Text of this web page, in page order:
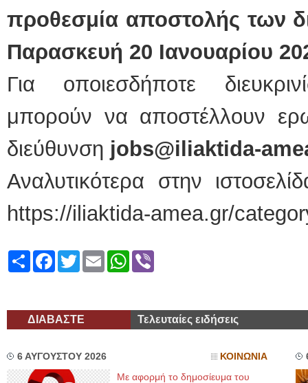
προθεσμία αποστολής των
Παρασκευή 20 Ιανουαρίου
Για οποιεσδήποτε
μπορούν να αποστέλλουν
διεύθυνση jobs@iliaktida-
Αναλυτικότερα στην
https://iliaktida-amea.gr/
ShareFacebook
TwitterEmailWhatsApp
ΔΙΑΒΑΣΤΕ Τελευταίες ειδήσεις
6 ΑΥΓΟΥΣΤΟΥ 2026 ΚΟΙΝΩΝΙΑ
Με αφορμή το δημοσίευμα του